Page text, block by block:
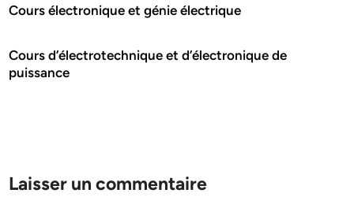
Cours électronique et génie électrique
Cours d’électrotechnique et d’électronique de
puissance
Laisser un commentaire